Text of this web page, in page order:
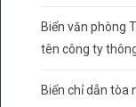
Biển văn phòng
tên công ty
Biển chỉ dẫn tòa